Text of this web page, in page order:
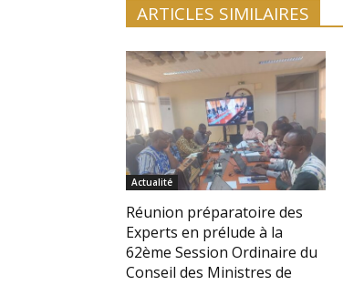
ARTICLES SIMILAIRES
Actualité
Réunion préparatoire des
Experts en prélude à la
62ème Session Ordinaire du
Conseil des Ministres de